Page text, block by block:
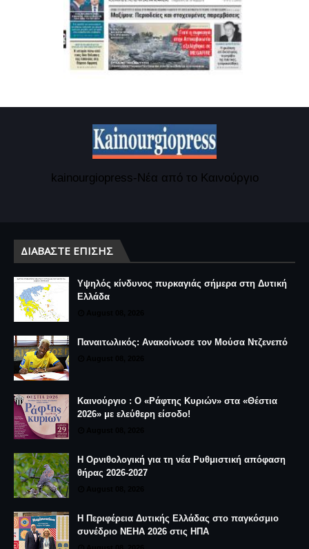
kainourgiopress-Νέα από το Καινούργιο
ΔΙΑΒΆΣΤΕ ΕΠΊΣΗΣ
Υψηλός κίνδυνος πυρκαγιάς σήμερα στη Δυτική
Ελλάδα
Παναιτωλικός: Ανακοίνωσε τον Μούσα Ντζενεπό
Καινούργιο : Ο «Ράφτης Κυριών» στα «Θέστια
2026» με ελεύθερη είσοδο!
Η Ορνιθολογική για τη νέα Ρυθμιστική απόφαση
θήρας 2026-2027
Η Περιφέρεια Δυτικής Ελλάδας στο παγκόσμιο
συνέδριο NEHA 2026 στις ΗΠΑ